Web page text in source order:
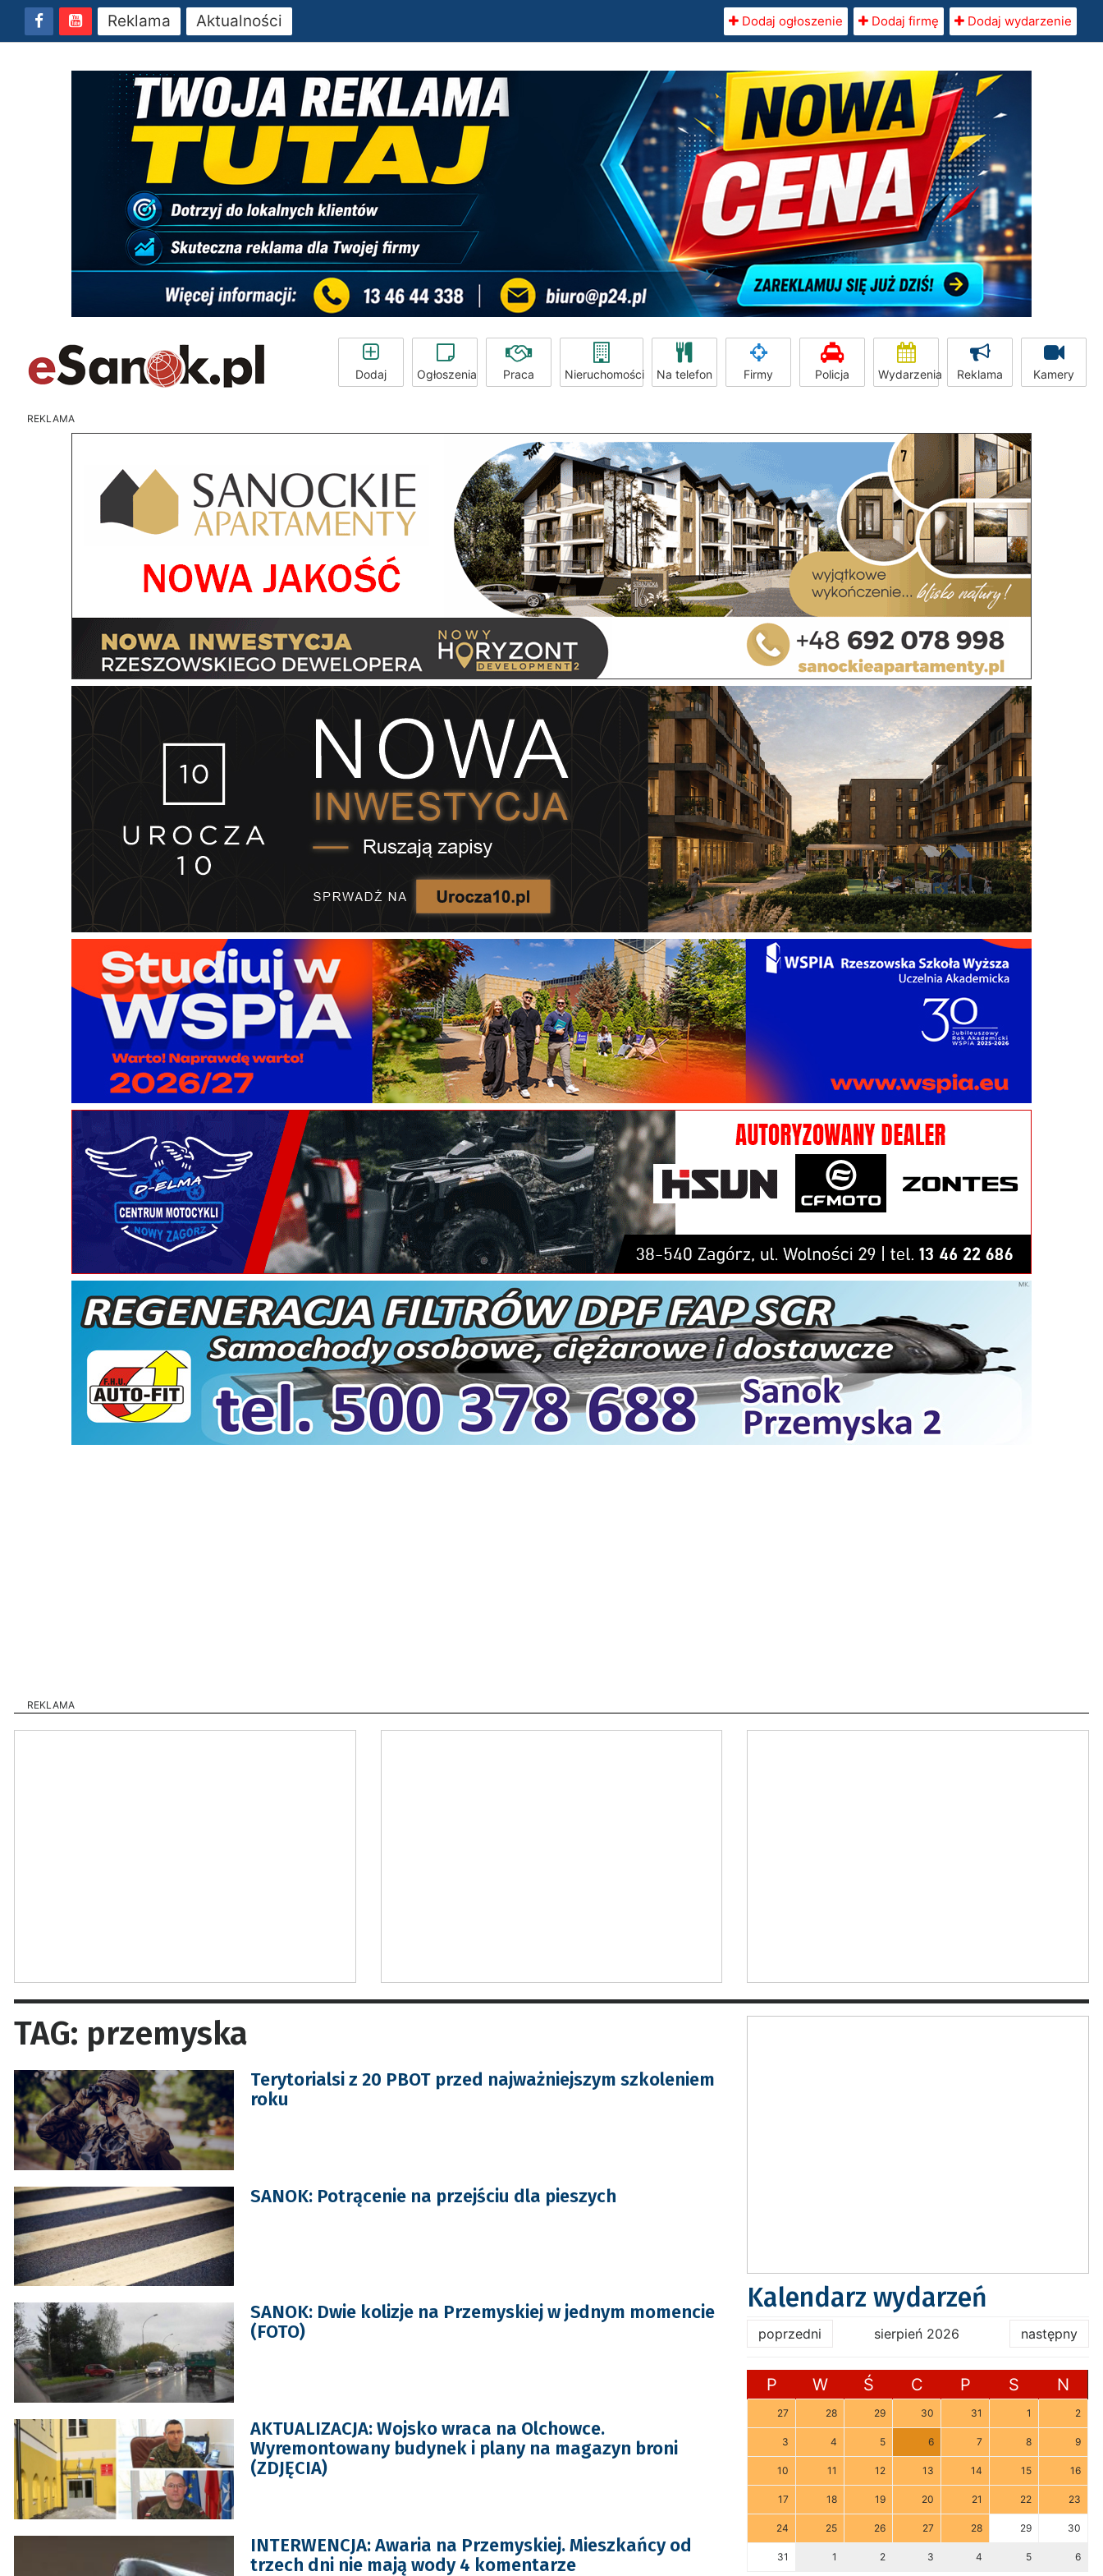
Reklama Aktualności Dodaj ogłoszenie Dodaj firmę Dodaj wydarzenie
Dodaj Ogłoszenia Praca Nieruchomości Na telefon Firmy Policja Wydarzenia Reklama Kamery
REKLAMA
REKLAMA
TAG: przemyska
Terytorialsi z 20 PBOT przed najważniejszym szkoleniem
roku
SANOK: Potrącenie na przejściu dla pieszych
SANOK: Dwie kolizje na Przemyskiej w jednym momencie
(FOTO)
AKTUALIZACJA: Wojsko wraca na Olchowce.
Wyremontowany budynek i plany na magazyn broni
(ZDJĘCIA)
INTERWENCJA: Awaria na Przemyskiej. Mieszkańcy od
trzech dni nie mają wody 4 komentarze
Kalendarz wydarzeń
poprzedni sierpień 2026 następny
P W Ś C P S N
27 28 29 30 31 1 2
3 4 5 6 7 8 9
10 11 12 13 14 15 16
17 18 19 20 21 22 23
24 25 26 27 28 29 30
31 1 2 3 4 5 6